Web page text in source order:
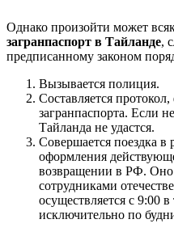
Однако произойти может
загранпаспорт в Тайланде,
предписанному законом
Вызывается полиция.
Составляется
загранпаспорта. Если
Тайланда не удастся.
Совершается поездка в
оформления
возвращении в РФ. Оно
сотрудниками
осуществляется с 9:00
исключительно по